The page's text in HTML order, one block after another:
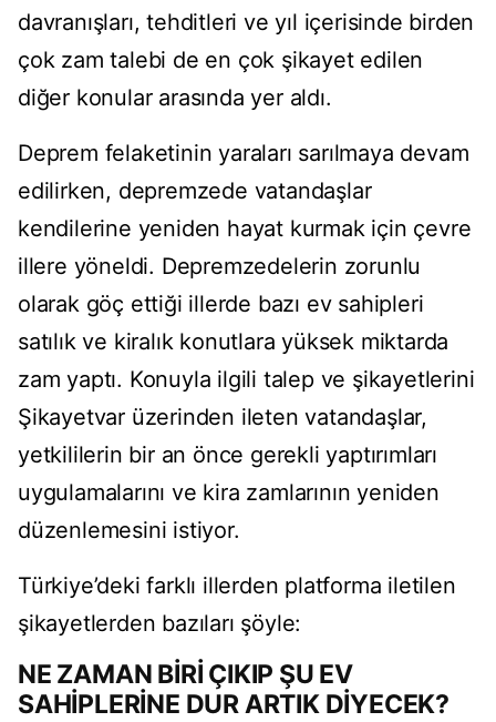
davranışları, tehditleri ve yıl içerisinde birden
çok zam talebi de en çok şikayet edilen
diğer konular arasında yer aldı.
Deprem felaketinin yaraları sarılmaya devam
edilirken, depremzede vatandaşlar
kendilerine yeniden hayat kurmak için çevre
illere yöneldi. Depremzedelerin zorunlu
olarak göç ettiği illerde bazı ev sahipleri
satılık ve kiralık konutlara yüksek miktarda
zam yaptı. Konuyla ilgili talep ve şikayetlerini
Şikayetvar üzerinden ileten vatandaşlar,
yetkililerin bir an önce gerekli yaptırımları
uygulamalarını ve kira zamlarının yeniden
düzenlemesini istiyor.
Türkiye’deki farklı illerden platforma iletilen
şikayetlerden bazıları şöyle:
NE ZAMAN BİRİ ÇIKIP ŞU EV
SAHİPLERİNE DUR ARTIK DİYECEK?